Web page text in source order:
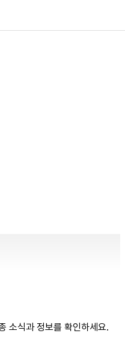
소식과 정보를 확인하세요.